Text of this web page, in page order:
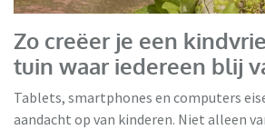
Zo creëer je een
tuin waar iedereen blij
Tablets, smartphones en computers
aandacht op van kinderen. Niet alleen